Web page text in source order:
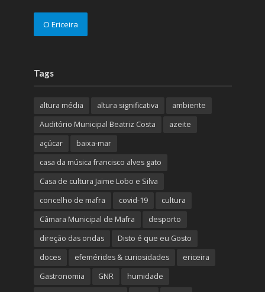
O Ericeira
Tags
altura média altura significativa
ambiente
Auditório Municipal Beatriz Costa
azeite
açúcar
baixa-mar
casa da música francisco alves gato
Casa de cultura Jaime Lobo e Silva
concelho de mafra
covid-19
cultura
Câmara Municipal de Mafra
desporto
direção das ondas
Disto é que eu Gosto
doces
efemérides & curiosidades
ericeira
Gastronomia
GNR
humidade